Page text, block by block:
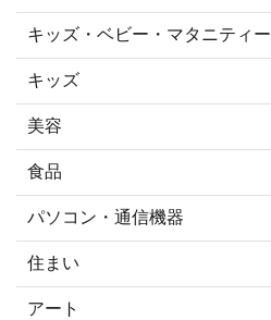
キッズ・ベビー・マタニティー
キッズ
美容
食品
パソコン・通信機器
住まい
アート